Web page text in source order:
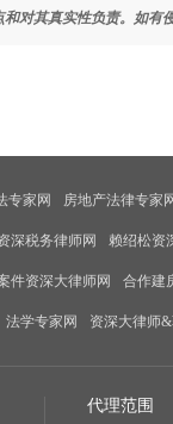
对其真实性负责。如有
专家网 房地产法律专家
深税务律师网 赖绍松资
件资深大律师网 合作建
法学专家网 资深大律师
代理范围